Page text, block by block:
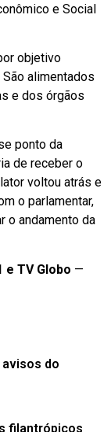
e Social
objetivo
alimentados
e dos órgãos
ponto da
de receber o
voltou atrás e
o parlamentar,
o andamento da
e TV Globo —
do
filantrópicos